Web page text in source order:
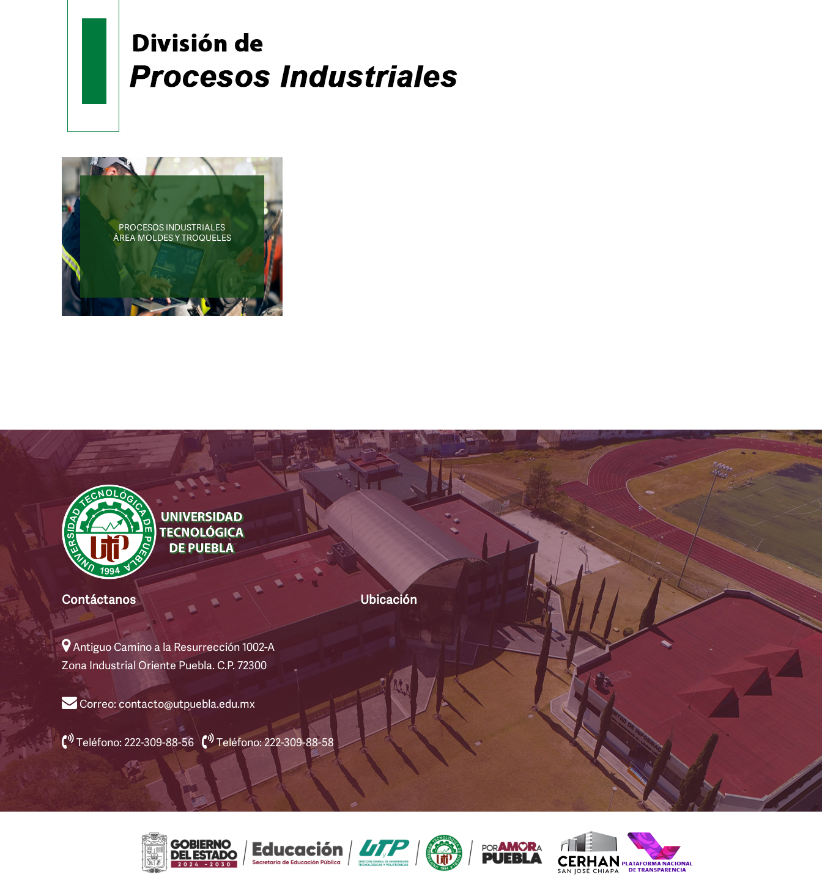
PROCESOS INDUSTRIALES
ÁREA MOLDES Y TROQUELES
Contáctanos
Antiguo Camino a la Resurrección 1002-A
Zona Industrial Oriente Puebla. C.P. 72300
Correo: contacto@utpuebla.edu.mx
Teléfono: 222-309-88-56 Teléfono: 222-309-88-58
Ubicación